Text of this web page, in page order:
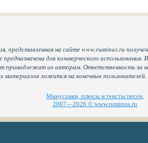
представленная на сайте www.ruminus.ru
предназначена для коммерческого
принадлежат их авторам. Ответственность за
материалов ложится на конечных пользователей.
Минусовки, плюсы и тексты песен,
2007—2026 © www.ruminus.ru